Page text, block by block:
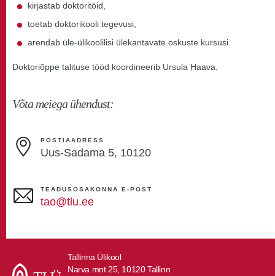
kirjastab doktoritöid,
toetab doktorikooli tegevusi,
arendab üle-ülikoolilisi ülekantavate oskuste kursusi.
Doktoriõppe talituse tööd koordineerib Ursula Haava.
Võta meiega ühendust:
POSTIAADRESS
Uus-Sadama 5, 10120
TEADUSOSAKONNA E-POST
tao@tlu.ee
Tallinna Ülikool
Narva mnt 25, 10120 Tallinn